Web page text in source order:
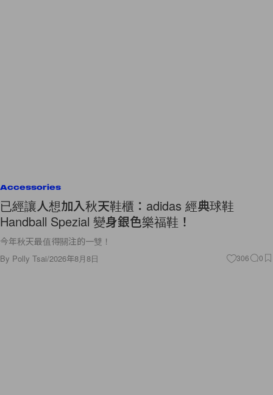
Accessories
已經讓人想加入秋天鞋櫃：adidas 經典球鞋
Handball Spezial 變身銀色樂福鞋！
今年秋天最值得關注的一雙！
By Polly Tsai/2026年8月8日 306 0